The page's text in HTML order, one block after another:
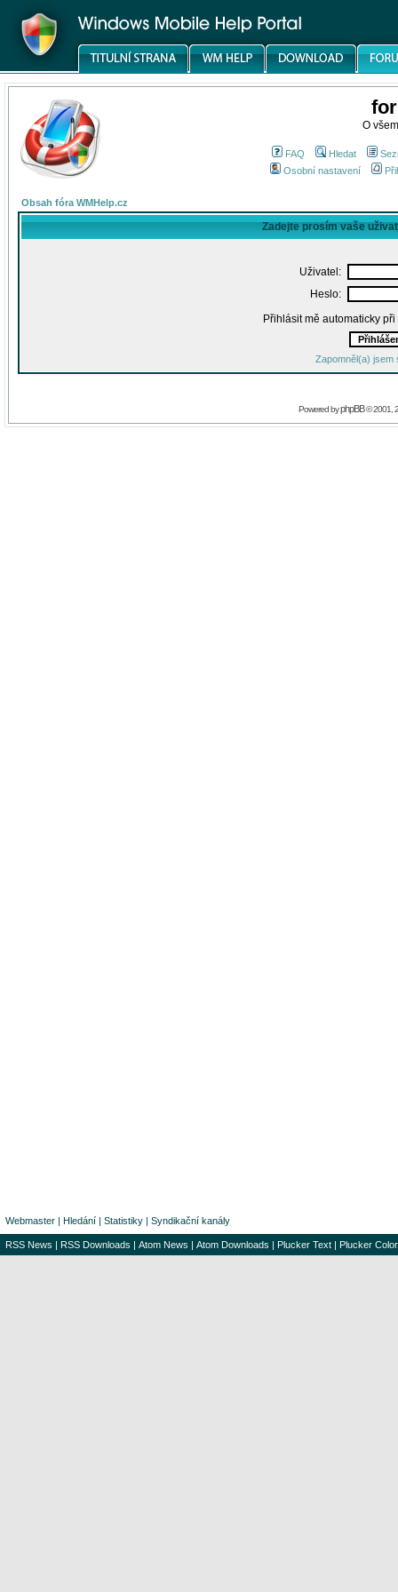
O
FAQ Hledat
Osobní nastavení
Obsah fóra WMHelp.cz
Zadejte prosím vaše
Uživatel:
Heslo:
Přihlásit mě automaticky
Zapomněl(a) jsem
Powered byphpBB© 2001,
Webmaster | Hledání | Statistiky | Syndikační kanály
RSS News | RSS Downloads | Atom News | Atom Downloads | Plucker Text | Plucker Color